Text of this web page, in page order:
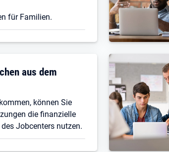
für Familien.
aus dem
können Sie
die finanzielle
Jobcenters nutzen.